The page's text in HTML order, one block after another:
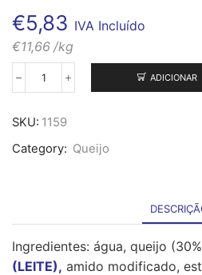
€5,83 IVA Incluído
€11,66 /kg
Quantidade
Queijo
Catupiry
ADICIONAR
SKU: 1159
Category: Queijo
Ingredientes: água, queijo
(LEITE), amido modificado,